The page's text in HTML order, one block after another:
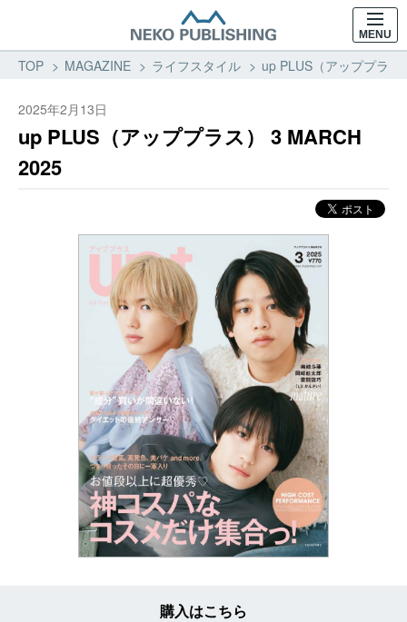
MENU
TOP MAGAZINE ライフスタイル up PLUS（アッププラ
2025年2月13日
up PLUS（アッププラス） 3 MARCH
2025
購入はこちら